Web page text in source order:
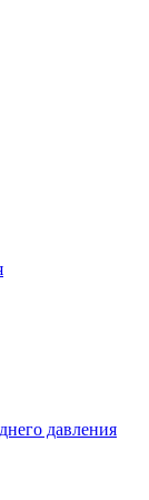
давления